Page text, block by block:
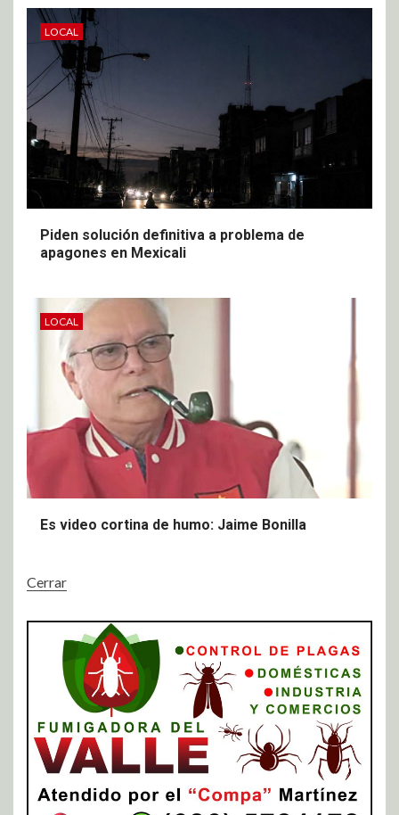
LOCAL
Piden solución definitiva a problema de
apagones en Mexicali
LOCAL
Es video cortina de humo: Jaime Bonilla
Cerrar